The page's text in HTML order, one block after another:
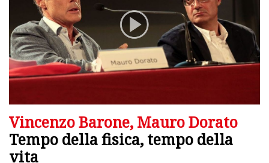
Vincenzo Barone, Mauro Dorato
Tempo della fisica, tempo della
vita